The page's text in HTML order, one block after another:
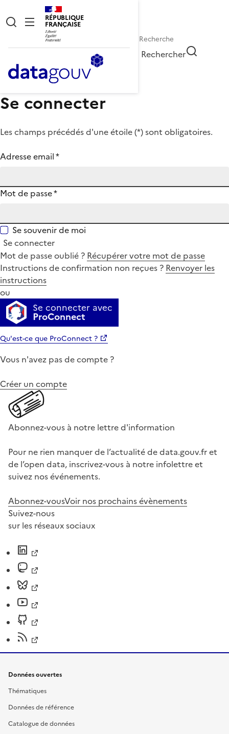
RÉPUBLIQUE
FRANÇAISE
Rechercher
Se connecter
Les champs précédés d'une étoile (*) sont obligatoires.
Adresse email*
Mot de passe*
Se souvenir de moi
Se connecter
Mot de passe oublié ? Récupérer votre mot de passe
Instructions de confirmation non reçues ? Renvoyer les
instructions
ou
Se connecter avec
ProConnect
Qu'est-ce que ProConnect ?
Vous n'avez pas de compte ?
Créer un compte
Abonnez-vous à notre lettre d'information
Pour ne rien manquer de l’actualité de data.gouv.fr et
de l’open data, inscrivez-vous à notre infolettre et
suivez nos événements.
Abonnez-vousVoir nos prochains évènements
Suivez-nous
sur les réseaux sociaux
Données ouvertes
Thématiques
Données de référence
Catalogue de données